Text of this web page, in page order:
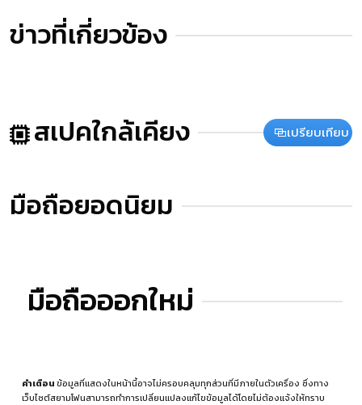
ข่าวที่เกี่ยวข้อง
สเปคใกล้เคียง เปรียบเทียบ
มือถือยอดนิยม
มือถือออกใหม่
คำเตือนข้อมูลที่แสดงในหน้านี้อาจไม่ครอบคลุมทุกส่วนที่มีภายในตัวเครื่อง ซึ่งทาง
เว็บไซต์สยามโฟนสามารถทำการเปลี่ยนแปลงแก้ไขข้อมูลได้โดยไม่ต้องแจ้งให้ทราบ